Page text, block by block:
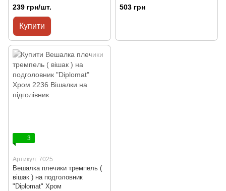
239 грн/шт.
Купити
503 грн
3
Артикул: 7025
Вешалка плечики тремпель (
вішак ) на подголовник
"Diplomat" Хром